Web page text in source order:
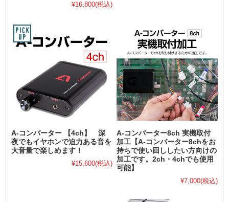
¥16,800(税込)
A-コンバーター 【4ch】 深
夜でもイヤホンで迫力ある音を
大音量で楽しめます！
¥15,600(税込)
A-コンバーター8ch 実機取付
加工【A-コンバーター8chをお
持ちで使い回ししたい方向けの
加工です。2ch・4chでも使用
可能】
¥7,000(税込)